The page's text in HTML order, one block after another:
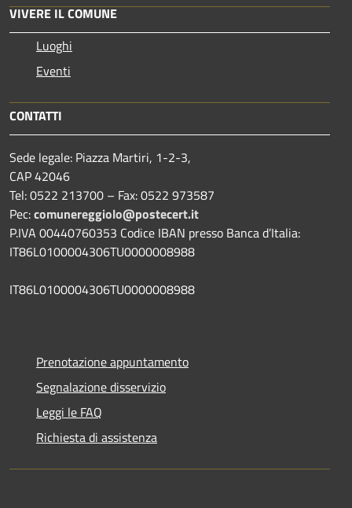
VIVERE IL COMUNE
Luoghi
Eventi
CONTATTI
Sede legale: Piazza Martiri, 1-2-3,
CAP 42046
Tel: 0522 213700 – Fax: 0522 973587
Pec:comunereggiolo@postecert.it
P.IVA 00440760353 Codice IBAN presso Banca d’Italia:
IT86L0100004306TU0000008988
IT86L0100004306TU0000008988
Prenotazione appuntamento
Segnalazione disservizio
Leggi le FAQ
Richiesta di assistenza